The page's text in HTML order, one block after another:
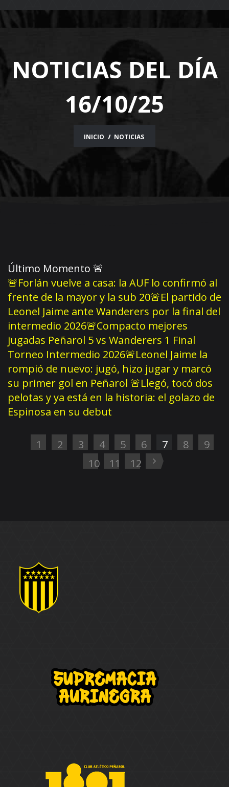
NOTICIAS DEL DÍA
16/10/25
INICIO NOTICIAS
Último Momento 🚨
🚨Forlán vuelve a casa: la AUF lo confirmó al
frente de la mayor y la sub 20🚨El partido de
Leonel Jaime ante Wanderers por la final del
intermedio 2026🚨Compacto mejores
jugadas Peñarol 5 vs Wanderers 1 Final
Torneo Intermedio 2026🚨Leonel Jaime la
rompió de nuevo: jugó, hizo jugar y marcó
su primer gol en Peñarol 🚨Llegó, tocó dos
pelotas y ya está en la historia: el golazo de
Espinosa en su debut
1 2 3 4 5 6 7 8
9
10
11 12